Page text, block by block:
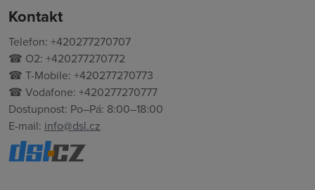
Kontakt
Telefon: +420277270707
☎ O2: +420277270772
☎ T-Mobile: +420277270773
☎ Vodafone: +420277270777
Dostupnost: Po–Pá: 8:00–18:00
E-mail: info@dsl.cz